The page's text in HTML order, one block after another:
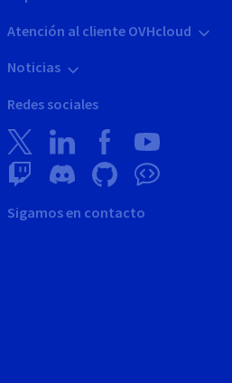
Atención al cliente OVHcloud
Noticias
Redes sociales
Sigamos en contacto